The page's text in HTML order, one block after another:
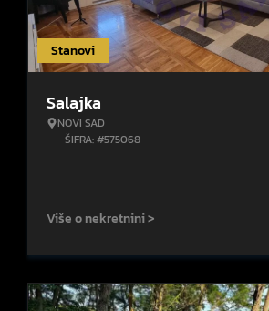
Stanovi
Salajka
NOVI SAD
ŠIFRA: #575068
Više o nekretnini >